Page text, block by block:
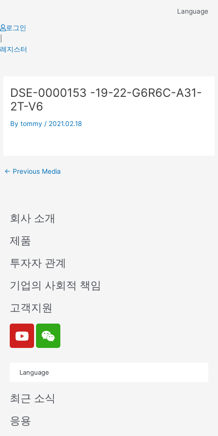
content
Language
로그인
레지스터
DSE-0000153 -19-22-G6R6C-A31-
2T-V6
Bytommy / 2021.02.18
navigation
← Previous Media
회사 소개
제품
투자자 관계
기업의 사회적 책임
고객지원
Y
o
u
e
W
e
i
n
Language
최근 소식
응용